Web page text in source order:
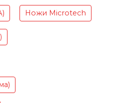
Ножи Microtech